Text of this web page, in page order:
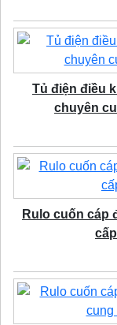
Tủ điện điều
chuyên
Rulo cuốn cáp